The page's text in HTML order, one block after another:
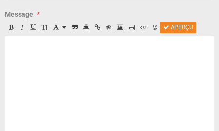
Message
APERÇU